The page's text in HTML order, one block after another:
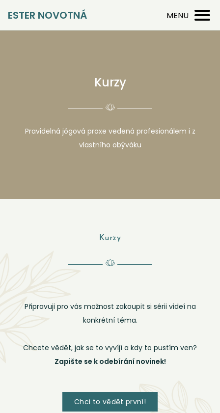
ESTER NOVOTNÁ MENU
Kurzy
Pravidelná jógová praxe vedená profesionálem i z
vlastního obýváku
Kurzy
Připravuji pro vás možnost zakoupit si sérii videí na
konkrétní téma.
Chcete vědět, jak se to vyvíjí a kdy to pustím ven?
Zapište se k odebírání novinek!
Chci to vědět první!